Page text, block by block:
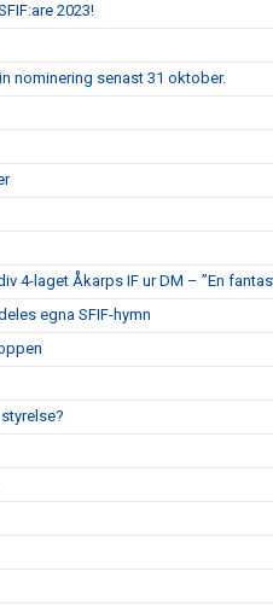
2023!
nominering senast 31 oktober.
4-laget Åkarps IF ur DM – ”En
egna SFIF-hymn